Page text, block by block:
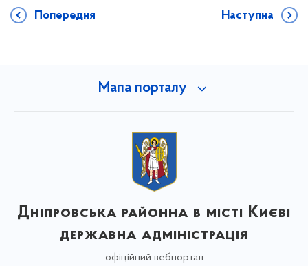
Попередня Наступна
Мапа порталу
Дніпровська районна в місті Києві
державна адміністрація
офіційний вебпортал